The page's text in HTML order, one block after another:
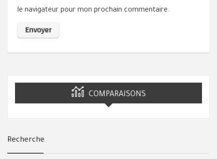
le navigateur pour mon prochain commentaire.
COMPARAISONS
Recherche